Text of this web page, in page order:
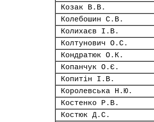
Козак В.В.
Колебошин С.В.
Колихаєв І.В.
Колтунович О.С.
Кондратюк О.К.
Копанчук О.Є.
Копитін І.В.
Королевська Н.Ю.
Костенко Р.В.
Костюк Д.С.